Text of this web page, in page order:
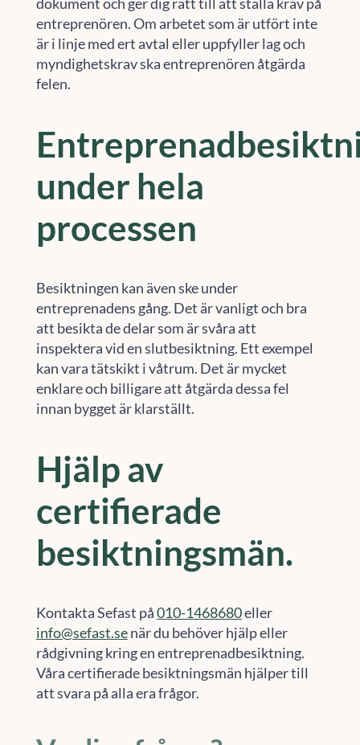
entreprenören. Om arbetet som är utfört inte
är i linje med ert avtal eller uppfyller lag och
myndighetskrav ska entreprenören åtgärda
felen.
under hela
processen
Besiktningen kan även ske under
entreprenadens gång. Det är vanligt och bra
att besikta de delar som är svåra att
inspektera vid en slutbesiktning. Ett exempel
kan vara tätskikt i våtrum. Det är mycket
enklare och billigare att åtgärda dessa fel
innan bygget är klarställt.
Hjälp av
certifierade
besiktningsmän.
Kontakta Sefast på010-1468680eller
info@sefast.senär du behöver hjälp eller
rådgivning kring en entreprenadbesiktning.
Våra certifierade besiktningsmän hjälper till
att svara på alla era frågor.